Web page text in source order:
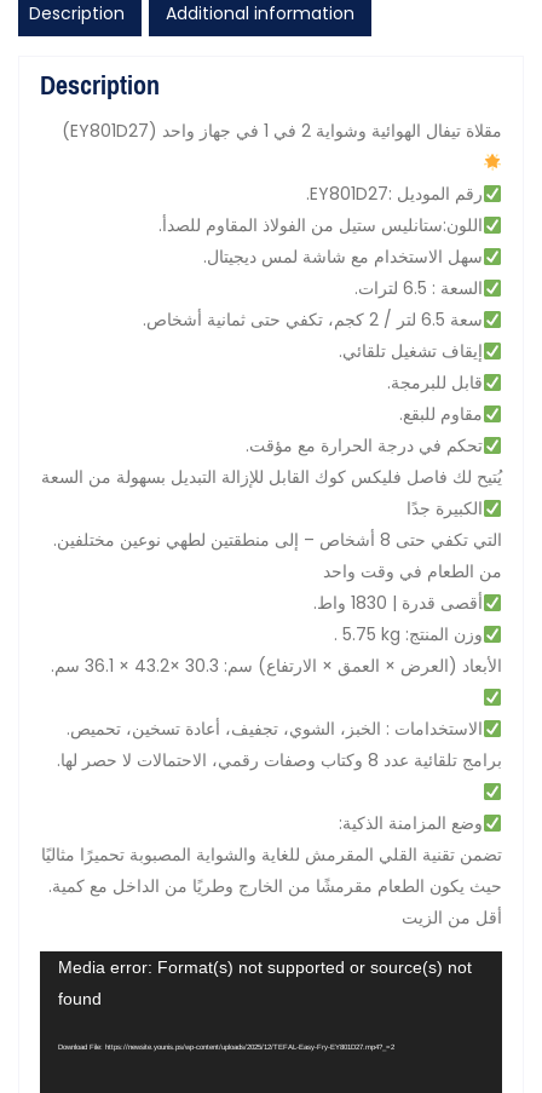
Description Additional information
Description
(EY801D27) مقلاة تيفال الهوائية وشواية 2 في 1 في جهاز واحد
.EY801D27: رقم الموديل
.اللون:ستانليس ستيل من الفولاذ المقاوم للصدأ
.سهل الاستخدام مع شاشة لمس ديجيتال
.السعة : 6.5 لترات
.سعة 6.5 لتر / 2 كجم، تكفي حتى ثمانية أشخاص
.إيقاف تشغيل تلقائي
.قابل للبرمجة
.مقاوم للبقع
.تحكم في درجة الحرارة مع مؤقت
يُتيح لك فاصل فليكس كوك القابل للإزالة التبديل بسهولة من السعة
الكبيرة جدًا
.التي تكفي حتى 8 أشخاص – إلى منطقتين لطهي نوعين مختلفين
من الطعام في وقت واحد
.أقصى قدرة | 1830 واط
. 5.75 kg :وزن المنتج
.الأبعاد (العرض × العمق × الارتفاع) سم: 30.3 ×43.2 × 36.1 سم
.الاستخدامات : الخبز، الشوي، تجفيف، أعادة تسخين، تحميص
.برامج تلقائية عدد 8 وكتاب وصفات رقمي، الاحتمالات لا حصر لها
:وضع المزامنة الذكية
تضمن تقنية القلي المقرمش للغاية والشواية المصبوبة تحميرًا مثاليًا
.حيث يكون الطعام مقرمشًا من الخارج وطريًا من الداخل مع كمية
أقل من الزيت
Video
Player
Media error: Format(s) not supported or source(s) not
found
Download File: https://newsite.younis.ps/wp-content/uploads/2025/12/TEFAL-Easy-Fry-EY801D27.mp4?_=2